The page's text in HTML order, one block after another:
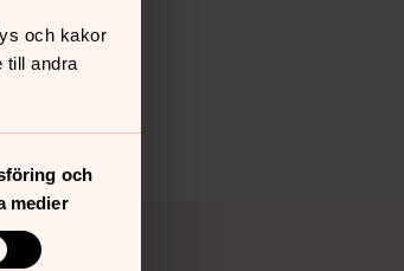
och kakor
till andra
och
medier